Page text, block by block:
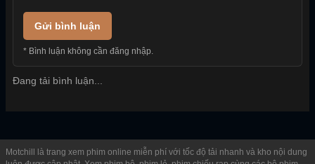
Gửi bình luận
* Bình luận không cần đăng nhập.
Đang tải bình luận...
Motchill là trang xem phim online miễn phí với tốc độ tải nhanh và kho nội dung